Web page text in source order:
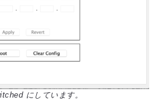
にしています。